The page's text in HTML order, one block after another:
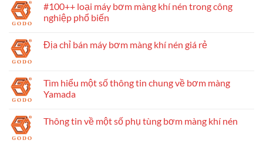
#100++ loại máy bơm màng khí nén trong công
nghiệp phổ biến
Địa chỉ bán máy bơm màng khí nén giá rẻ
Tìm hiểu một số thông tin chung về bơm màng
Yamada
Thông tin về một số phụ tùng bơm màng khí nén